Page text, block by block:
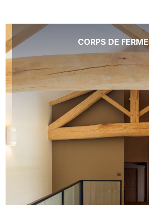
CORPS DE FERME